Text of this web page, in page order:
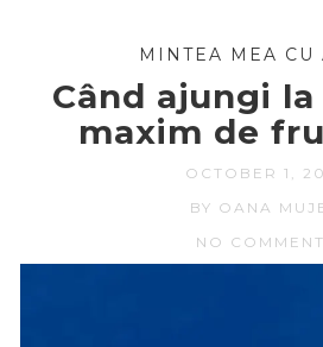
MINTEA MEA CU
Când ajungi
maxim de
OCTOBER 1,
BY OANA
NO